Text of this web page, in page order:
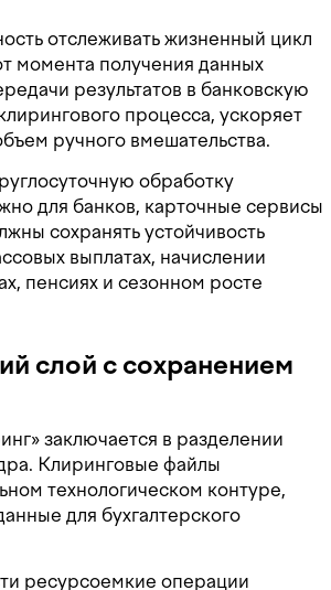
отслеживать жизненный цикл
момента получения данных
результатов в банковскую
процесса, ускоряет
ручного вмешательства.
обработку
для банков, карточные сервисы
сохранять устойчивость
выплатах, начислении
пенсиях и сезонном росте
слой с сохранением
заключается в разделении
Клиринговые файлы
технологическом контуре,
для бухгалтерского
ресурсоемкие операции